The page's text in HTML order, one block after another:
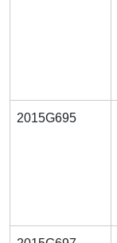
2015G695